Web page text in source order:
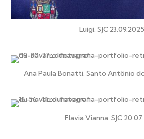
Luigi. SJC 23.09.2025
Ana Paula Bonatti. Santo Antônio do
Flavia Vianna. SJC